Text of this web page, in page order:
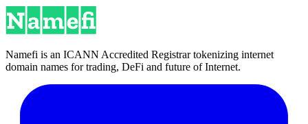
Namefi is an ICANN Accredited Registrar tokenizing internet
domain names for trading, DeFi and future of Internet.